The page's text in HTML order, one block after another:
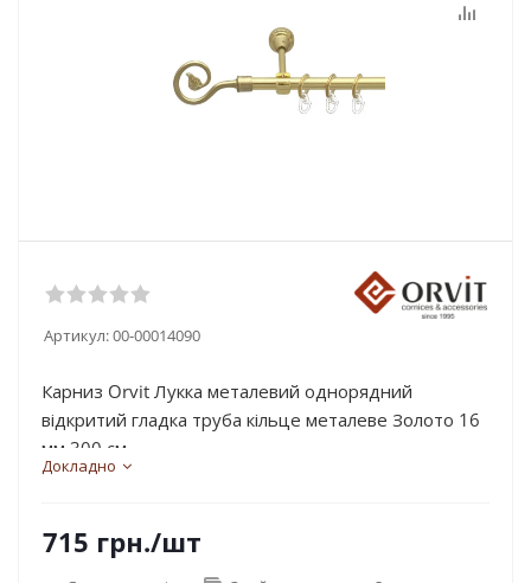
Артикул:00-00014090
Карниз Orvit Лукка металевий однорядний
відкритий гладка труба кільце металеве Золото 16
мм 300 см...
Докладно
715 грн./шт